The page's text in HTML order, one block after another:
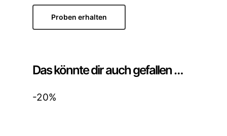
Proben erhalten
Das könnte dir auch gefallen …
-20%